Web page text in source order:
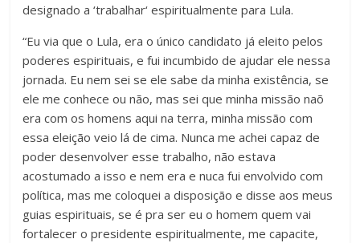
designado a ‘trabalhar‘ espiritualmente para Lula.
“Eu via que o Lula, era o único candidato já eleito pelos
poderes espirituais, e fui incumbido de ajudar ele nessa
jornada. Eu nem sei se ele sabe da minha existência, se
ele me conhece ou não, mas sei que minha missão naõ
era com os homens aqui na terra, minha missão com
essa eleição veio lá de cima. Nunca me achei capaz de
poder desenvolver esse trabalho, não estava
acostumado a isso e nem era e nuca fui envolvido com
política, mas me coloquei a disposição e disse aos meus
guias espirituais, se é pra ser eu o homem quem vai
fortalecer o presidente espiritualmente, me capacite,